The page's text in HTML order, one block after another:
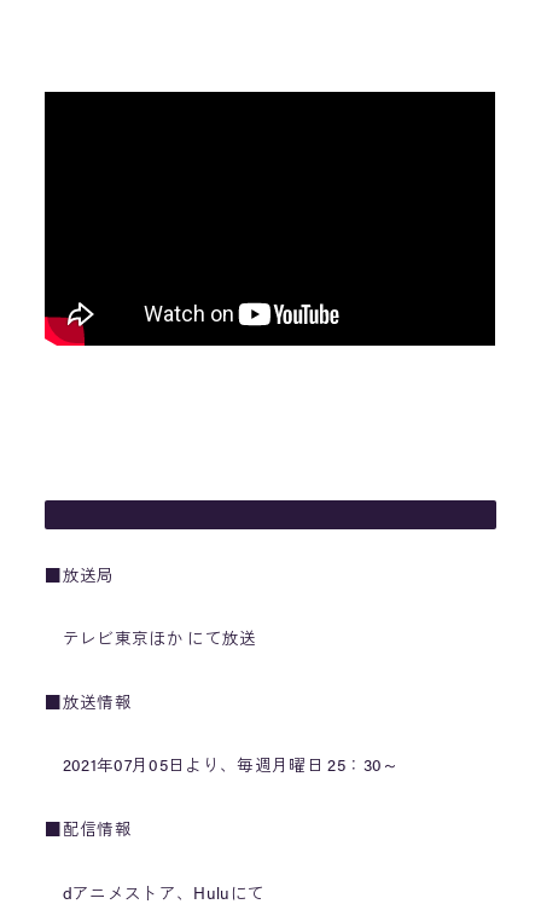
■放送局
テレビ東京ほか にて放送
■放送情報
2021年07月05日より、毎週月曜日 25：30～
■配信情報
dアニメストア、Huluにて